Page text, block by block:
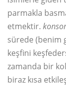
parmakla
etmektir.
sürede (benim
keşfini
zamanda bir
biraz kısa